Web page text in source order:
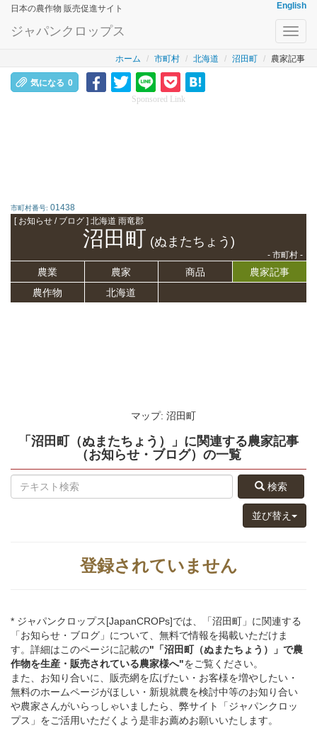
日本の農作物 販売促進サイト English
ジャパンクロップス
ホーム 市町村 北海道 沼田町 農家記事
気になる 0
Sponsored Link
市町村番号: 01438
[ お知らせ / ブログ ] 北海道 雨竜郡
沼田町 (ぬまたちょう)
- 市町村 -
農業 農家 商品
農家記事
農作物
北海道
マップ: 沼田町
「沼田町（ぬまたちょう）」 に関連する農家記事
（お知らせ・ブログ） の一覧
検索
並び替え
登録されていません
* ジャパンクロップス[JapanCROPs]では、「沼田町」に関連する
「お知らせ・ブログ」について、無料で情報を掲載いただけま
す。詳細はこのページに記載の"「沼田町（ぬまたちょう）」 で農
作物を生産・販売されている農家様へ"をご覧ください。
また、お知り合いに、販売網を広げたい・お客様を増やしたい・
無料のホームページがほしい・新規就農を検討中等のお知り合い
や農家さんがいらっしゃいましたら、弊サイト「ジャパンクロッ
プス」をご活用いただくよう是非お薦めお願いいたします。